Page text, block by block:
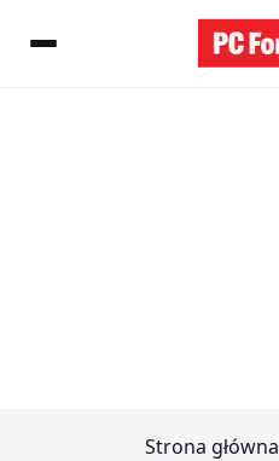
Strona główna